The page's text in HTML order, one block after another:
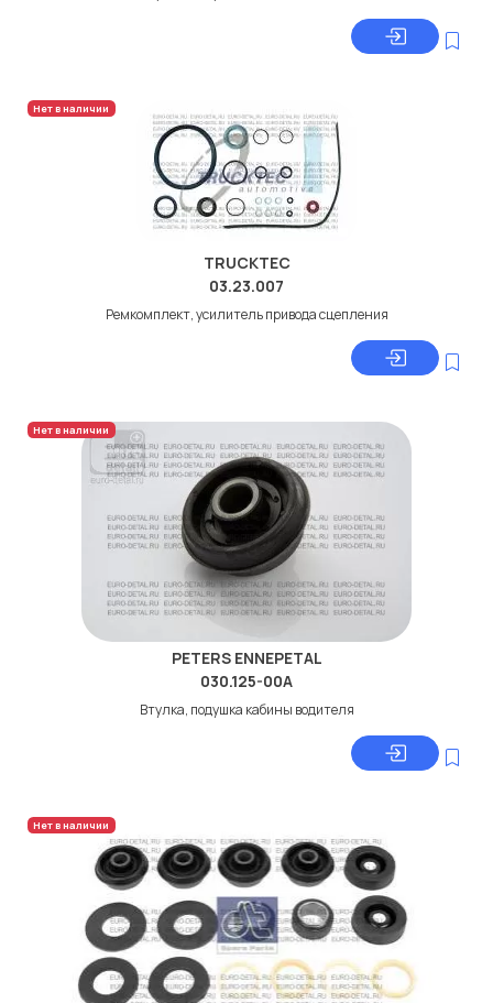
Нет в наличии
TRUCKTEC
03.23.007
Ремкомплект, усилитель привода сцепления
Нет в наличии
PETERS ENNEPETAL
030.125-00A
Втулка, подушка кабины водителя
Нет в наличии